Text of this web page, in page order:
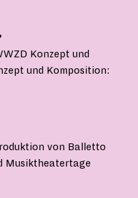
Konzept und
und Komposition:
von Balletto
Musiktheatertage